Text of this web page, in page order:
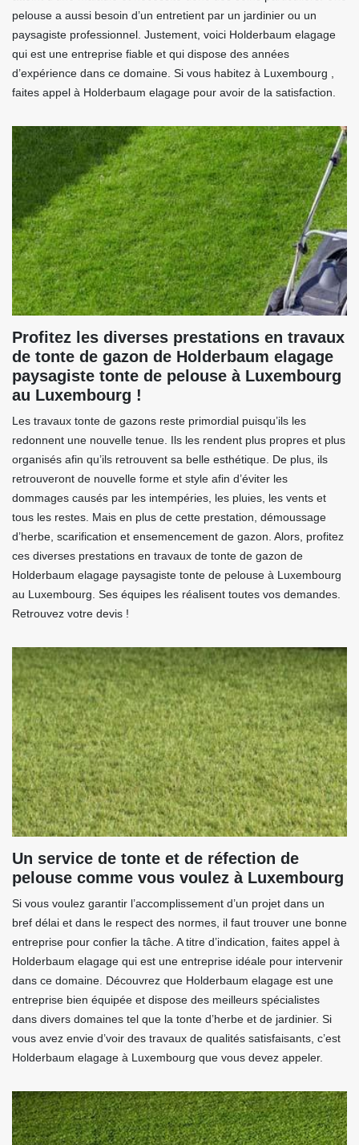
pelouse a aussi besoin d’un entretient par un jardinier ou un
paysagiste professionnel. Justement, voici Holderbaum elagage
qui est une entreprise fiable et qui dispose des années
d’expérience dans ce domaine. Si vous habitez à Luxembourg ,
faites appel à Holderbaum elagage pour avoir de la satisfaction.
Profitez les diverses prestations en travaux
de tonte de gazon de Holderbaum elagage
paysagiste tonte de pelouse à Luxembourg
au Luxembourg !
Les travaux tonte de gazons reste primordial puisqu’ils les
redonnent une nouvelle tenue. Ils les rendent plus propres et plus
organisés afin qu’ils retrouvent sa belle esthétique. De plus, ils
retrouveront de nouvelle forme et style afin d’éviter les
dommages causés par les intempéries, les pluies, les vents et
tous les restes. Mais en plus de cette prestation, démoussage
d’herbe, scarification et ensemencement de gazon. Alors, profitez
ces diverses prestations en travaux de tonte de gazon de
Holderbaum elagage paysagiste tonte de pelouse à Luxembourg
au Luxembourg. Ses équipes les réalisent toutes vos demandes.
Retrouvez votre devis !
Un service de tonte et de réfection de
pelouse comme vous voulez à Luxembourg
Si vous voulez garantir l’accomplissement d’un projet dans un
bref délai et dans le respect des normes, il faut trouver une bonne
entreprise pour confier la tâche. A titre d’indication, faites appel à
Holderbaum elagage qui est une entreprise idéale pour intervenir
dans ce domaine. Découvrez que Holderbaum elagage est une
entreprise bien équipée et dispose des meilleurs spécialistes
dans divers domaines tel que la tonte d’herbe et de jardinier. Si
vous avez envie d’voir des travaux de qualités satisfaisants, c’est
Holderbaum elagage à Luxembourg que vous devez appeler.